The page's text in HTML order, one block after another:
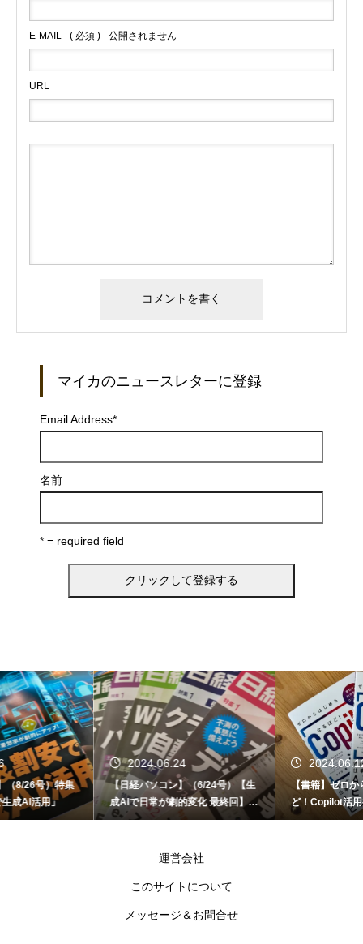
E-MAIL ( 必須 ) - 公開されません -
URL
マイカのニュースレターに登録
Email Address*
名前
* = required field
2024.06.24
【日経パソコン】（6/24号）【生
成AIで日常が劇的変化 最終回】 A
I時代のアプリケーション／サービ
2024.06.12
【書籍】ゼロからはじめる なるほ
ど！Copilot活用術（技術評論社）
運営会社
このサイトについて
メッセージ＆お問合せ